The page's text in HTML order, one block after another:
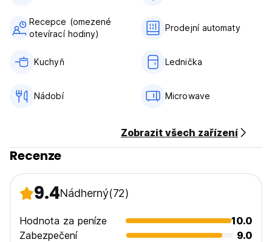
Recepce (omezené
otevírací hodiny)
Prodejní automaty
Kuchyň Lednička
Nádobí Microwave
Zobrazit všech zařízení
Recenze
9.4Nádherný(72)
Hodnota za peníze
10.0
Zabezpečení
9.0